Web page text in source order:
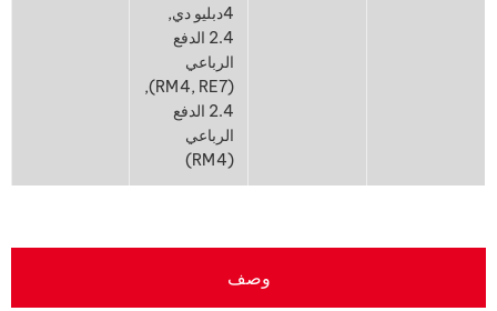
4دبليو دي,
2.4 الدفع
الرباعي
(RM4, RE7),
2.4 الدفع
الرباعي
(RM4)
وصف